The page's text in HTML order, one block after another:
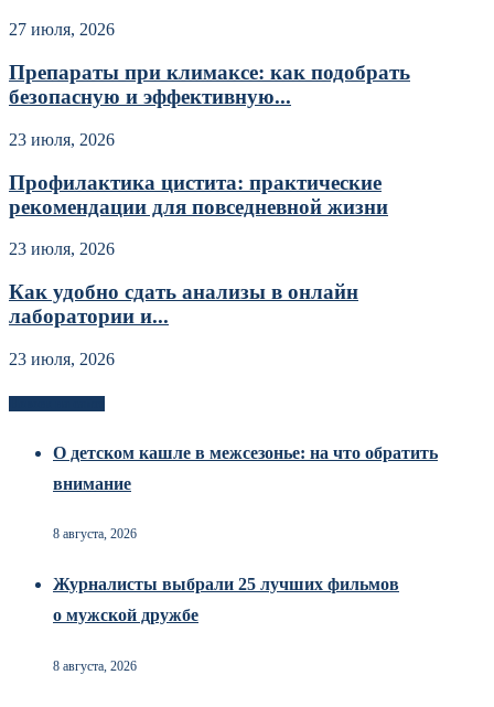
27 июля, 2026
Препараты при климаксе: как подобрать
безопасную и эффективную...
23 июля, 2026
Профилактика цистита: практические
рекомендации для повседневной жизни
23 июля, 2026
Как удобно сдать анализы в онлайн
лаборатории и...
23 июля, 2026
О детском кашле в межсезонье: на что обратить
внимание
8 августа, 2026
Журналисты выбрали 25 лучших фильмов
о мужской дружбе
8 августа, 2026